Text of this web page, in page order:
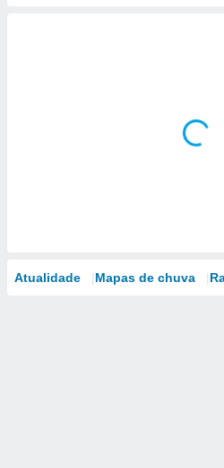
Atualidade Mapas de chuva